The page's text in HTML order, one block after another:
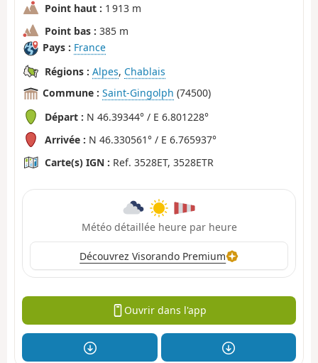
Point haut : 1 913 m
Point bas : 385 m
Pays : France
Régions : Alpes, Chablais
Commune : Saint-Gingolph (74500)
Départ : N 46.39344° / E 6.801228°
Arrivée : N 46.330561° / E 6.765937°
Carte(s) IGN : Ref. 3528ET, 3528ETR
Météo détaillée heure par heure
Découvrez Visorando Premium
Ouvrir dans l'app